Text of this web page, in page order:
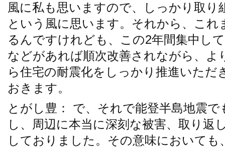
風に私も思いますので、しっかり取
という風に思います。それから、こ
るんですけれども、この2年間集中し
などがあれば順次改善されながら、よ
ら住宅の耐震化をしっかり推進いた
おきます。
とがし豊： で、それで能登半島地震
し、周辺に本当に深刻な被害、取り返
しておりました。その意味において